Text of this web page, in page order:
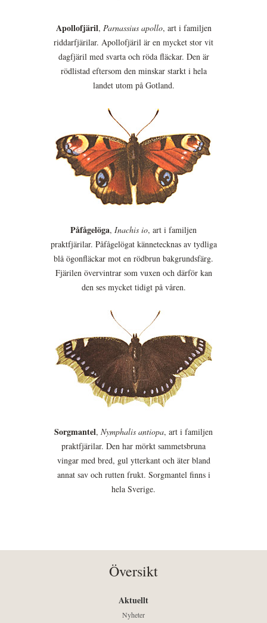
Apollofjäril, Parnassius apollo, art i familjen
riddarfjärilar. Apollofjäril är en mycket stor vit
dagfjäril med svarta och röda fläckar. Den är
rödlistad eftersom den minskar starkt i hela
landet utom på Gotland.
Påfågelöga, Inachis io, art i familjen
praktfjärilar. Påfågelögat kännetecknas av tydliga
blå ögonfläckar mot en rödbrun bakgrundsfärg.
Fjärilen övervintrar som vuxen och därför kan
den ses mycket tidigt på våren.
Sorgmantel, Nymphalis antiopa, art i familjen
praktfjärilar. Den har mörkt sammetsbruna
vingar med bred, gul ytterkant och äter bland
annat sav och rutten frukt. Sorgmantel finns i
hela Sverige.
Översikt
Aktuellt
Nyheter